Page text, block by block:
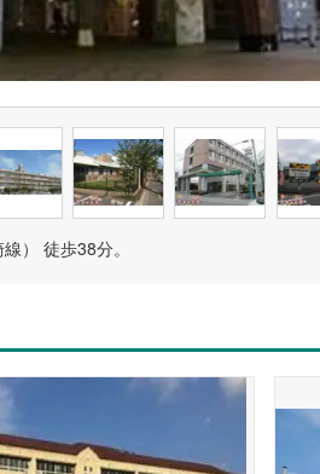
） 徒歩38分。